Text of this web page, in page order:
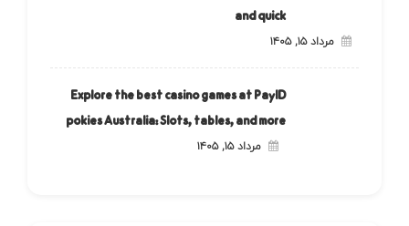
and quick
مرداد ۱۵, ۱۴۰۵
Explore the best casino games at PayID
pokies Australia: Slots, tables, and more
مرداد ۱۵, ۱۴۰۵